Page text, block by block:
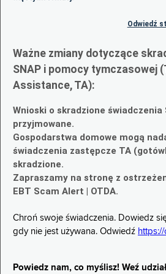
Odwiedź
Ważne zmiany dotyczące
SNAP i pomocy tymczasowej
Assistance, TA):
Wnioski o skradzione świadczenia
przyjmowane.
Gospodarstwa domowe mogą
świadczenia zastępcze TA
skradzione.
Zapraszamy na stronę z
EBT Scam Alert | OTDA.
Chroń swoje świadczenia. Dowiedz
gdy nie jest używana. Odwiedź
Powiedz nam, co myślisz! Weź